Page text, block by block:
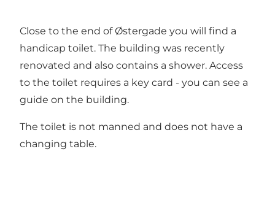
Close to the end of Østergade you will find a
handicap toilet. The building was recently
renovated and also contains a shower. Access
to the toilet requires a key card - you can see a
guide on the building.
The toilet is not manned and does not have a
changing table.